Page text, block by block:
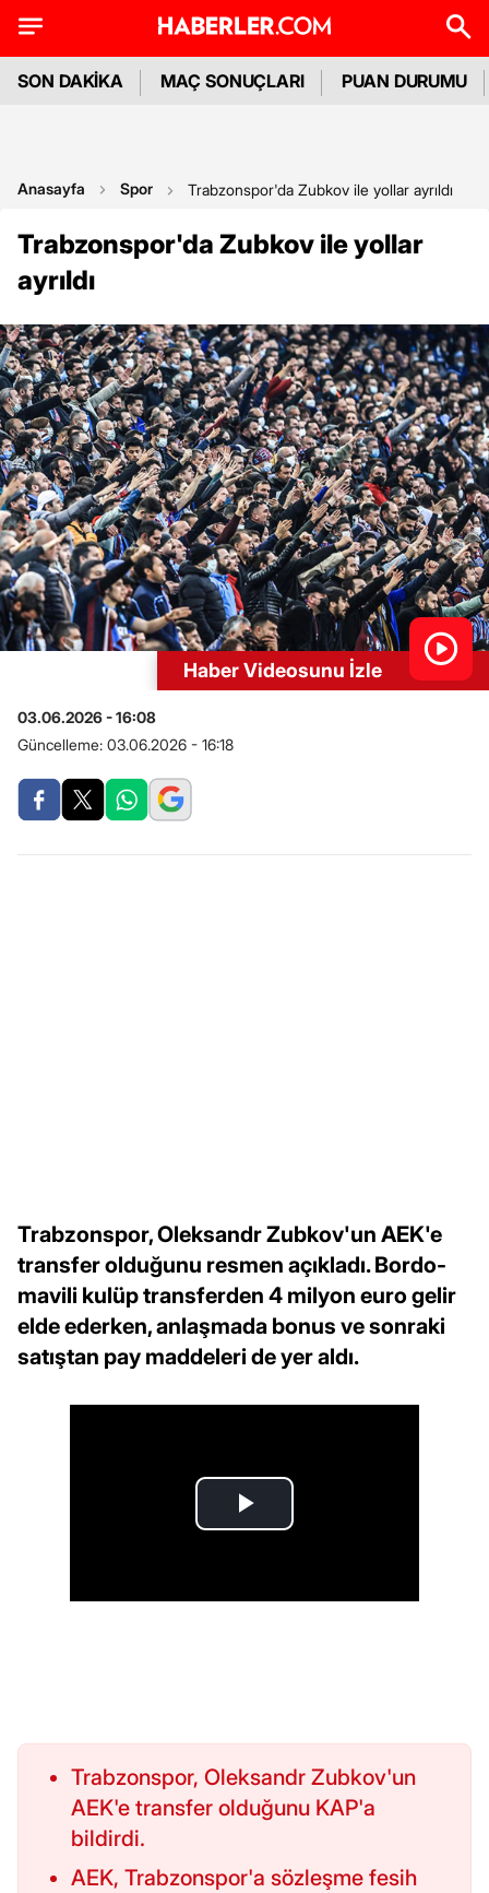
SON DAKİKA MAÇ SONUÇLARI PUAN DURUMU
Anasayfa Spor Trabzonspor'da Zubkov ile yollar ayrıldı
Trabzonspor'da Zubkov ile yollar
ayrıldı
Haber Videosunu İzle
03.06.2026 - 16:08
Güncelleme: 03.06.2026 - 16:18
Trabzonspor, Oleksandr Zubkov'un AEK'e
transfer olduğunu resmen açıkladı. Bordo-
mavili kulüp transferden 4 milyon euro gelir
elde ederken, anlaşmada bonus ve sonraki
satıştan pay maddeleri de yer aldı.
Trabzonspor, Oleksandr Zubkov'un
AEK'e transfer olduğunu KAP'a
bildirdi.
AEK, Trabzonspor'a sözleşme fesih